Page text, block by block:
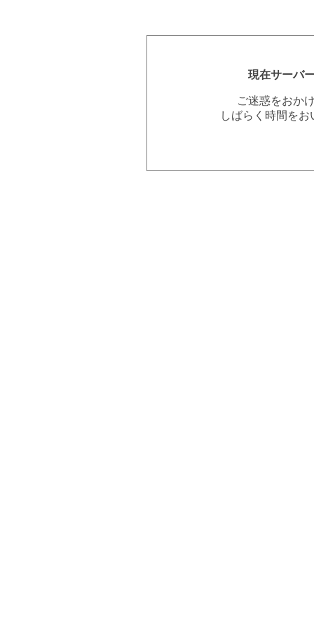
現在サーバ
ご迷惑をおか
しばらく時間を